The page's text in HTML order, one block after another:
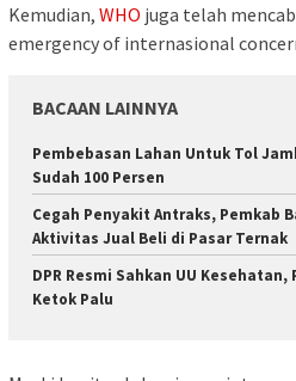
Kemudian, WHO juga telah
emergency of internasional
BACAAN LAINNYA
Pembebasan Lahan Untuk Tol
Sudah 100 Persen
Cegah Penyakit Antraks, Pemkab
Aktivitas Jual Beli di Pasar Ternak
DPR Resmi Sahkan UU
Ketok Palu